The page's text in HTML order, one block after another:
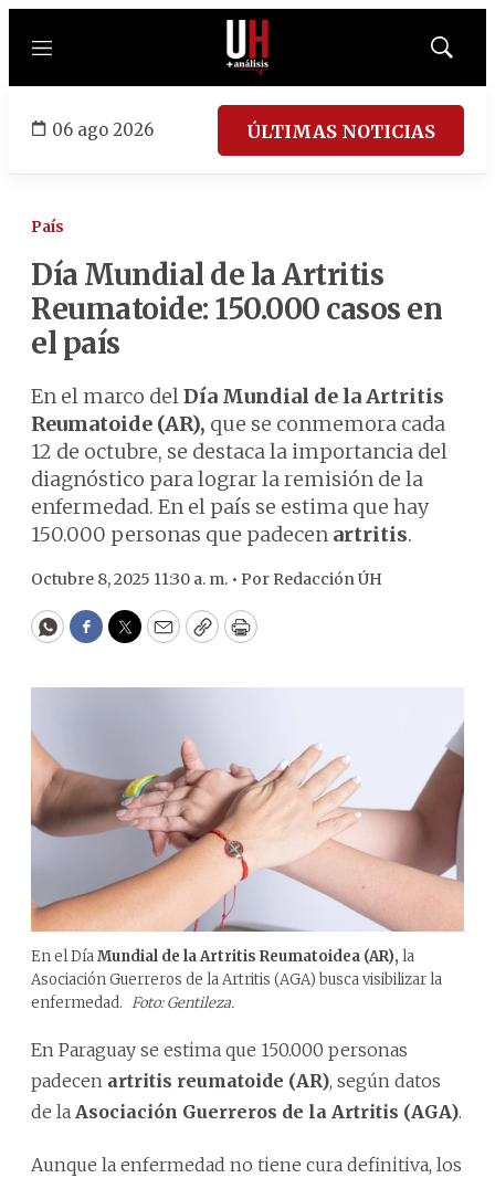
Menú
Mostrar
06 ago 2026 ÚLTIMAS NOTICIAS
País
Día Mundial de la Artritis
Reumatoide: 150.000 casos en
el país
En el marco delDía Mundial de la Artritis
Reumatoide (AR), que se conmemora cada
12 de octubre, se destaca la importancia del
diagnóstico para lograr la remisión de la
enfermedad. En el país se estima que hay
150.000 personas que padecen artritis.
Octubre 8, 2025 11:30 a. m. • Por Redacción ÚH
WhatsApp
Facebook
Twitter
EmailCopyPrint
En el DíaMundial de la Artritis Reumatoidea (AR), la
Asociación Guerreros de la Artritis (AGA) busca visibilizar la
enfermedad. Foto: Gentileza.
En Paraguay se estima que 150.000 personas
padecen artritis reumatoide (AR), según datos
de la Asociación Guerreros de la Artritis (AGA).
Aunque la enfermedad no tiene cura definitiva, los